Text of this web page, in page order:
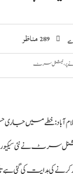
289مناظر
آباد: خطے میں جاری
نے نئی سیکیورٹی
کرنے کی ہدایت کی